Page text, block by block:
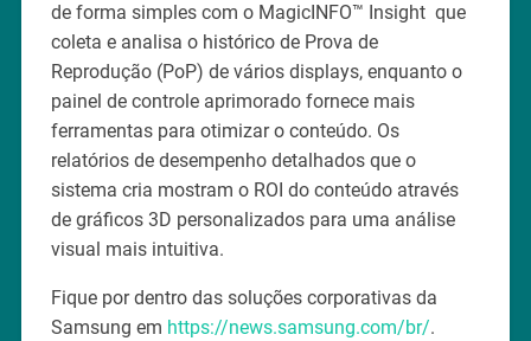
de forma simples com o MagicINFO™ Insight que
coleta e analisa o histórico de Prova de
Reprodução (PoP) de vários displays, enquanto o
painel de controle aprimorado fornece mais
ferramentas para otimizar o conteúdo. Os
relatórios de desempenho detalhados que o
sistema cria mostram o ROI do conteúdo através
de gráficos 3D personalizados para uma análise
visual mais intuitiva.
Fique por dentro das soluções corporativas da
Samsung em https://news.samsung.com/br/.